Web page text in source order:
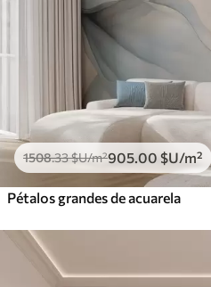
1508.33$U/m²905 .00 $U/m²
Pétalos grandes de acuarela